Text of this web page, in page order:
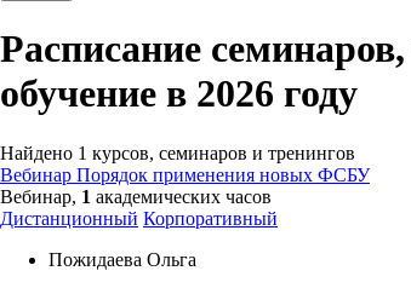
Расписание
обучение в 2026 году
Найдено 1 курсов, семинаров и тренингов
Вебинар Порядок применения новых ФСБУ
Вебинар, 1 академических часов
Дистанционный Корпоративный
Пожидаева Ольга